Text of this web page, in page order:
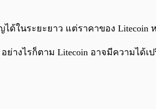
ด้ในระยะยาว แต่ราคาของ Litecoin
ย่างไรก็ตาม Litecoin อาจมีความไ